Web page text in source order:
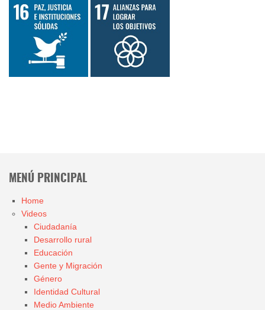
MENÚ PRINCIPAL
Home
Videos
Ciudadanía
Desarrollo rural
Educación
Gente y Migración
Género
Identidad Cultural
Medio Ambiente